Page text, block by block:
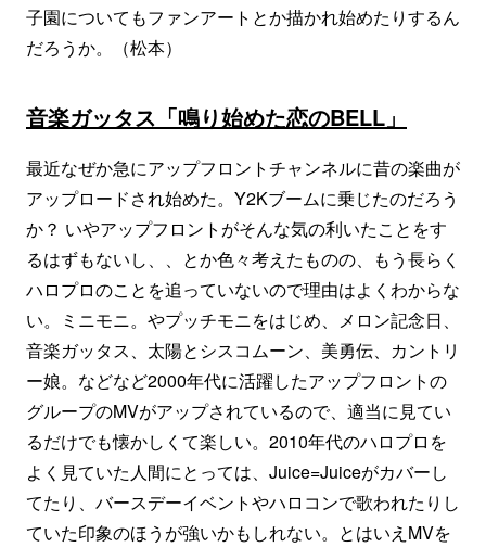
子園についてもファンアートとか描かれ始めたりするん
だろうか。（松本）
音楽ガッタス「鳴り始めた恋のBELL」
最近なぜか急にアップフロントチャンネルに昔の楽曲が
アップロードされ始めた。Y2Kブームに乗じたのだろう
か？ いやアップフロントがそんな気の利いたことをす
るはずもないし、、とか色々考えたものの、もう長らく
ハロプロのことを追っていないので理由はよくわからな
い。ミニモニ。やプッチモニをはじめ、メロン記念日、
音楽ガッタス、太陽とシスコムーン、美勇伝、カントリ
ー娘。などなど2000年代に活躍したアップフロントの
グループのMVがアップされているので、適当に見てい
るだけでも懐かしくて楽しい。2010年代のハロプロを
よく見ていた人間にとっては、Juice=Juiceがカバーし
てたり、バースデーイベントやハロコンで歌われたりし
ていた印象のほうが強いかもしれない。とはいえMVを